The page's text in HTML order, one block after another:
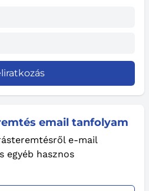
email tanfolyam
e-mail
egyéb hasznos